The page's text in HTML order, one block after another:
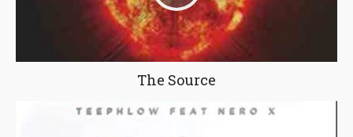
The Source